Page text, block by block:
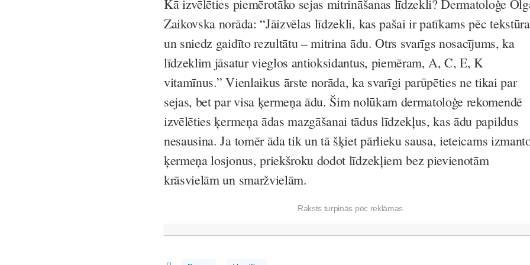
Kā izvēlēties piemērotāko sejas mitrināšanas līdzekli? Dermatoloģe
Zaikovska norāda: “Jāizvēlas līdzekli, kas pašai ir patīkams pēc
un sniedz gaidīto rezultātu – mitrina ādu. Otrs svarīgs nosacījums, ka
līdzeklim jāsatur vieglos antioksidantus, piemēram, A, C, E, K
vitamīnus.” Vienlaikus ārste norāda, ka svarīgi parūpēties ne tikai par
sejas, bet par visa ķermeņa ādu. Šim nolūkam dermatoloģe rekomendē
izvēlēties ķermeņa ādas mazgāšanai tādus līdzekļus, kas ādu papildus
nesausina. Ja tomēr āda tik un tā šķiet pārlieku sausa, ieteicams
ķermeņa losjonus, priekšroku dodot līdzekļiem bez pievienotām
krāsvielām un smaržvielām.
Raksts turpinās pēc reklāmas